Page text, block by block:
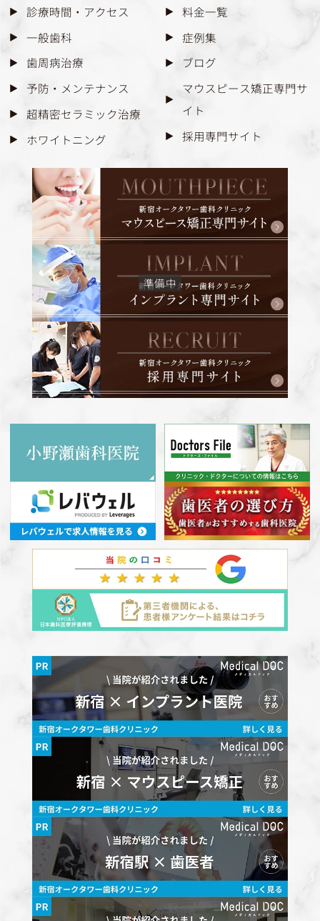
診療時間・アクセス
一般歯科
歯周病治療
予防・メンテナンス
超精密セラミック治療
ホワイトニング
料金一覧
症例集
ブログ
マウスピース矯正専門サ
イト
採用専門サイト